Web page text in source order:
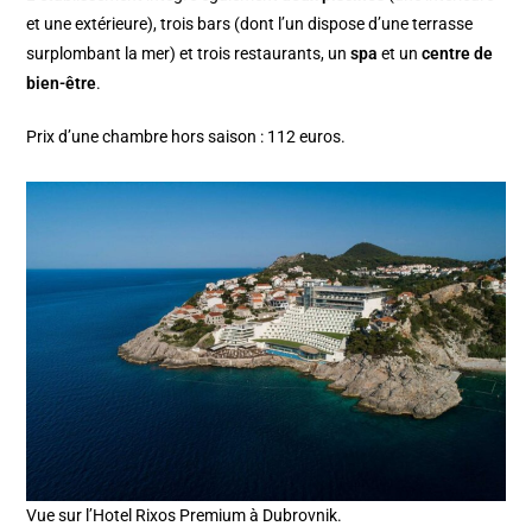
et une extérieure), trois bars (dont l’un dispose d’une terrasse
surplombant la mer) et trois restaurants, unspa et uncentre de
bien-être.
Prix d’une chambre hors saison : 112 euros.
Vue sur l’Hotel Rixos Premium à Dubrovnik.